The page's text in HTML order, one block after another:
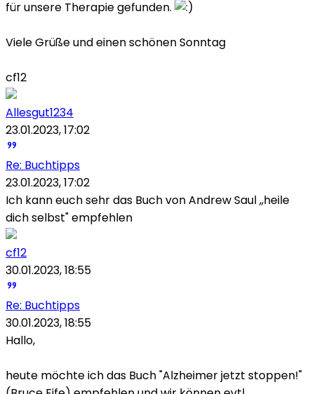
für unsere Therapie gefunden.
Viele Grüße und einen schönen Sonntag
cf12
Allesgut1234
23.01.2023, 17:02
Re: Buchtipps
23.01.2023, 17:02
Ich kann euch sehr das Buch von Andrew Saul ,,heile
dich selbst" empfehlen
cf12
30.01.2023, 18:55
Re: Buchtipps
30.01.2023, 18:55
Hallo,
heute möchte ich das Buch "Alzheimer jetzt stoppen!"